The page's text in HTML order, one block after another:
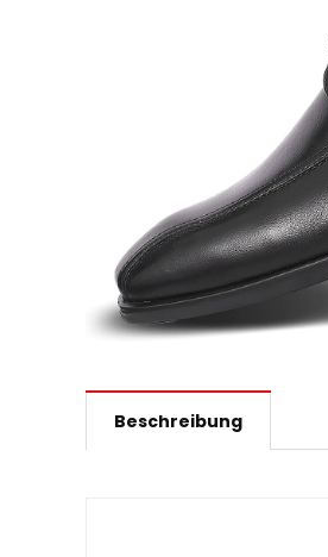
Beschreibung